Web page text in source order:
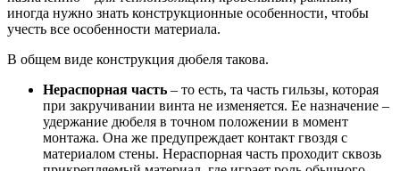
иногда нужно знать конструкционные особенности, чтобы
учесть все особенности материала.
В общем виде конструкция дюбеля такова.
Нераспорная часть – то есть, та часть гильзы, которая
при закручивании винта не изменяется. Ее назначение –
удержание дюбеля в точном положении в момент
монтажа. Она же предупреждает контакт гвоздя с
материалом стены. Нераспорная часть проходит сквозь